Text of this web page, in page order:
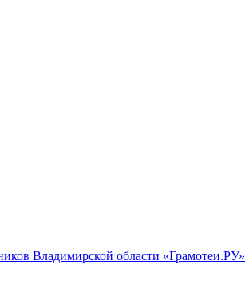
Владимирской области «Грамотеи.РУ»